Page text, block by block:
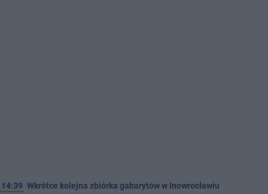
14:39 Wkrótce kolejna zbiórka gabarytów w Inowrocławiu